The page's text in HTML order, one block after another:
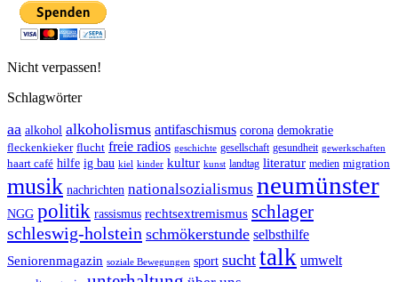
Nicht verpassen!
Schlagwörter
aa alkohol alkoholismus antifaschismus corona demokratie
fleckenkieker flucht freie radios geschichte gesellschaft gesundheit gewerkschaften
haart café hilfe ig bau kiel kinder kultur kunst landtag literatur medien migration
musik nachrichten nationalsozialismus neumünster
NGG politik rassismus rechtsextremismus schlager
schleswig-holstein schmökerstunde selbsthilfe
Seniorenmagazin soziale Bewegungen sport sucht talk umwelt